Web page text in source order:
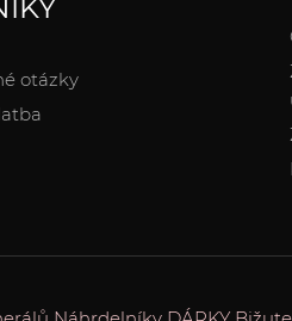
otázky